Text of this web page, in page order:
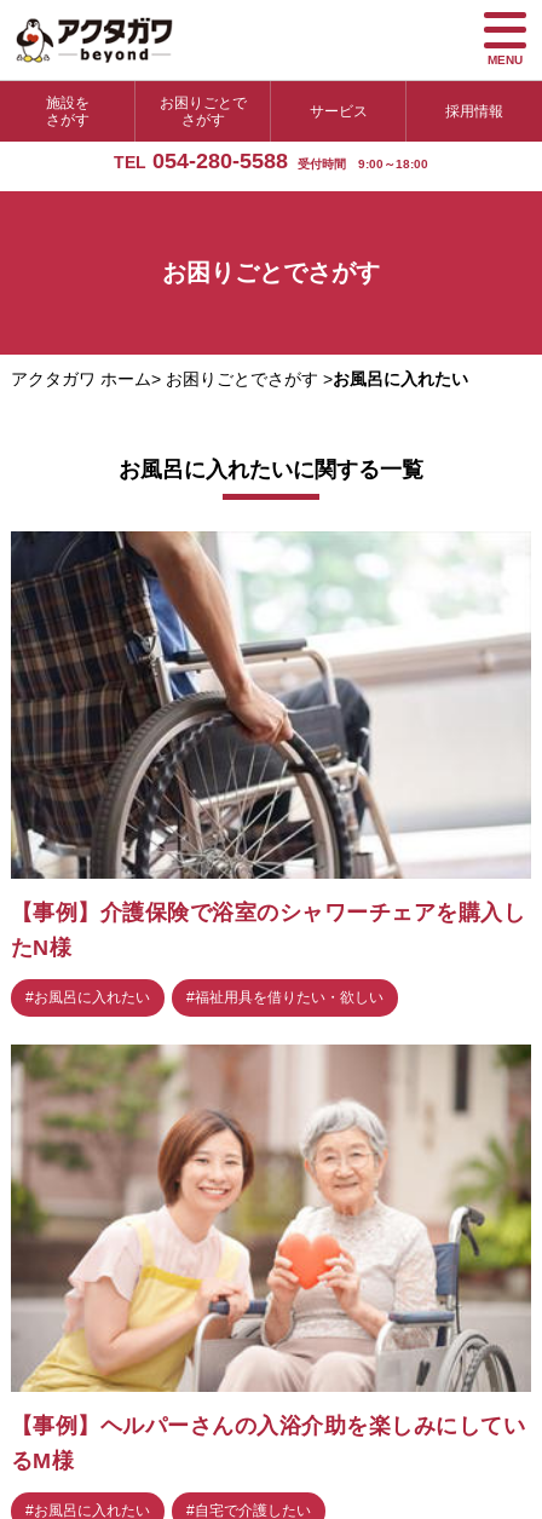
施設を
さがす
お困りごとで
さがす
サービス 採用情報
TEL 054-280-5588 受付時間 9:00～18:00
MENU
お困りごとでさがす
アクタガワ ホーム> お困りごとでさがす >お風呂に入れたい
お風呂に入れたいに関する一覧
【事例】介護保険で浴室のシャワーチェアを購入し
たN様
#お風呂に入れたい #福祉用具を借りたい・欲しい
【事例】ヘルパーさんの入浴介助を楽しみにしてい
るM様
#お風呂に入れたい #自宅で介護したい